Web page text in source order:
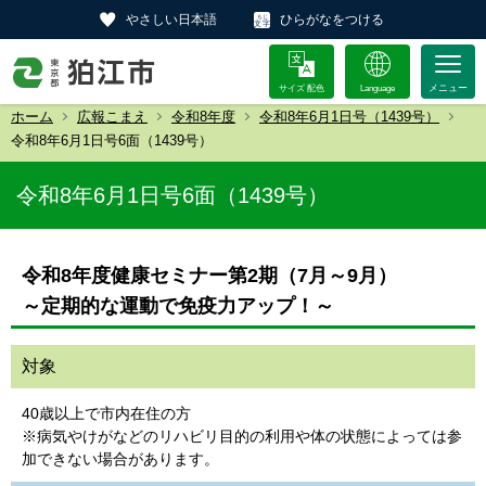
やさしい日本語 ひらがなをつける
サイズ 配色 Language
ホーム 広報こまえ 令和8年度
令和8年6月1日号（1439号）
令和8年6月1日号6面（1439号）
令和8年6月1日号6面（1439号）
令和8年度健康セミナー第2期（7月～9月）
～定期的な運動で免疫力アップ！～
対象
40歳以上で市内在住の方
※病気やけがなどのリハビリ目的の利用や体の状態によっては参
加できない場合があります。